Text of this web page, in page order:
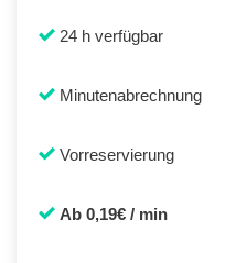
24 h verfügbar
Minutenabrechnung
Vorreservierung
Ab 0,19€ / min